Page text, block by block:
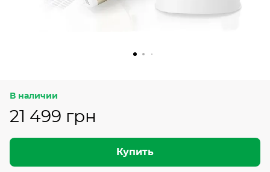
В наличии
21 499 грн
Купить